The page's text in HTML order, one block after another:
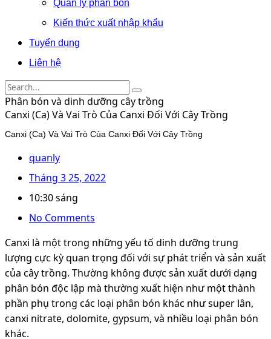
Quản lý phân bón
Kiến thức xuất nhập khẩu
Tuyển dụng
Liên hệ
Phân bón và dinh dưỡng cây trồng
Canxi (Ca) Và Vai Trò Của Canxi Đối Với Cây Trồng
Canxi (Ca) Và Vai Trò Của Canxi Đối Với Cây Trồng
quanly
Tháng 3 25, 2022
10:30 sáng
No Comments
Canxi là một trong những yếu tố dinh dưỡng trung
lượng cực kỳ quan trọng đối với sự phát triển và sản xuất
của cây trồng. Thường không được sản xuất dưới dạng
phân bón độc lập mà thường xuất hiện như một thành
phần phụ trong các loại phân bón khác như super lân,
canxi nitrate, dolomite, gypsum, và nhiều loại phân bón
khác.